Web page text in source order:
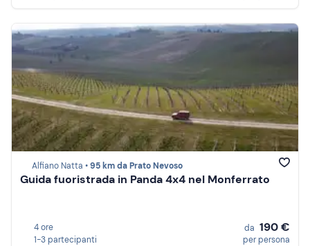
Alfiano Natta •95 km da Prato Nevoso
Guida fuoristrada in Panda 4x4 nel Monferrato
4 ore
1-3 partecipanti
da 190 €
per persona